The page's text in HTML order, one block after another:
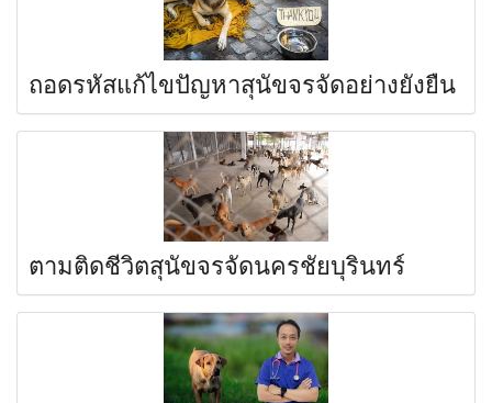
ถอดรหัสแก้ไขปัญหาสุนัขจรจัดอย่างยั่งยืน
ตามติดชีวิตสุนัขจรจัดนครชัยบุรินทร์